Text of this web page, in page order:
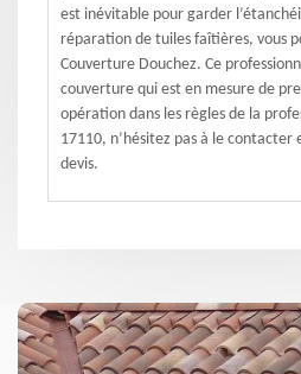
est inévitable pour garder
réparation de tuiles faîtières, vous
Couverture Douchez. Ce
couverture qui est en mesure de
opération dans les règles de la
17110, n’hésitez pas à le
devis.